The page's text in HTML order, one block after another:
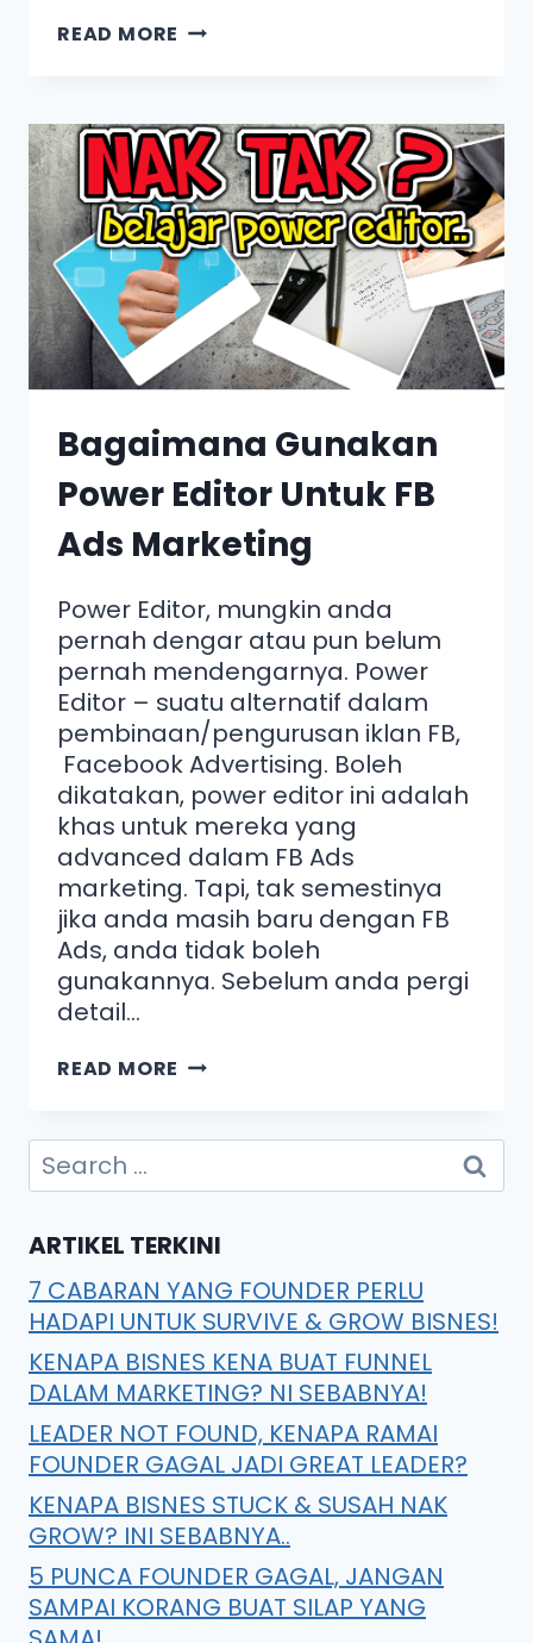
READ MORE
Bagaimana Gunakan
Power Editor Untuk FB
Ads Marketing
Power Editor, mungkin anda
pernah dengar atau pun belum
pernah mendengarnya. Power
Editor – suatu alternatif dalam
pembinaan/pengurusan iklan FB,
Facebook Advertising. Boleh
dikatakan, power editor ini adalah
khas untuk mereka yang
advanced dalam FB Ads
marketing. Tapi, tak semestinya
jika anda masih baru dengan FB
Ads, anda tidak boleh
gunakannya. Sebelum anda pergi
detail…
READ MORE
ARTIKEL TERKINI
7 CABARAN YANG FOUNDER PERLU
HADAPI UNTUK SURVIVE & GROW BISNES!
KENAPA BISNES KENA BUAT FUNNEL
DALAM MARKETING? NI SEBABNYA!
LEADER NOT FOUND, KENAPA RAMAI
FOUNDER GAGAL JADI GREAT LEADER?
KENAPA BISNES STUCK & SUSAH NAK
GROW? INI SEBABNYA..
5 PUNCA FOUNDER GAGAL, JANGAN
SAMPAI KORANG BUAT SILAP YANG